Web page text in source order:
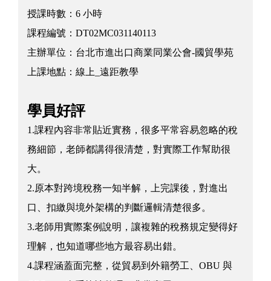
授課時數： 6 小時
課程編號： DT02MC031140113
主辦單位： 台北市進出口商業同業公會-國貿學苑
上課地點： 線上_遠距教學
學員好評
1.課程內容非常貼近實務，很多平常容易忽略的稅
務細節，老師都講得很清楚，對實際工作幫助很
大。
2.原本對跨境稅務一知半解，上完課後，對進出
口、扣繳與境外架構的判斷邏輯清楚很多。
3.老師用實際案例說明，讓複雜的稅務規定變得好
理解，也知道哪些地方最容易出錯。
4.課程涵蓋面完整，從貿易到外籍勞工、OBU 與